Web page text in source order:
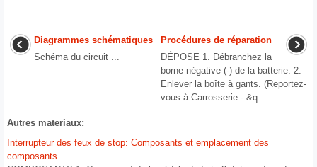
Diagrammes schématiques
Schéma du circuit ...
Procédures de réparation
DÉPOSE 1. Débranchez la
borne négative (-) de la batterie. 2.
Enlever la boîte à gants. (Reportez-
vous à Carrosserie - &q ...
Autres materiaux:
Interrupteur des feux de stop: Composants et emplacement des
composants